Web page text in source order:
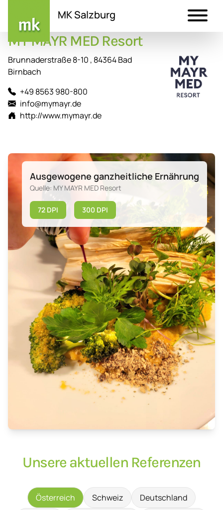
Inhalt
MK Salzburg
MY MAYR MED Resort
Brunnaderstraße 8-10 , 84364 Bad
Birnbach
+49 8563 980-800
info@mymayr.de
http://www.mymayr.de
Ausgewogene ganzheitliche Ernährung
Quelle: MY MAYR MED Resort
72 DPI 300 DPI
Unsere aktuellen Referenzen
Österreich Schweiz
Deutschland